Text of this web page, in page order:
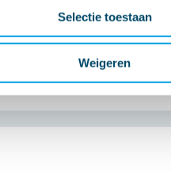
Selectie toestaan
Weigeren
OP AFSTAND